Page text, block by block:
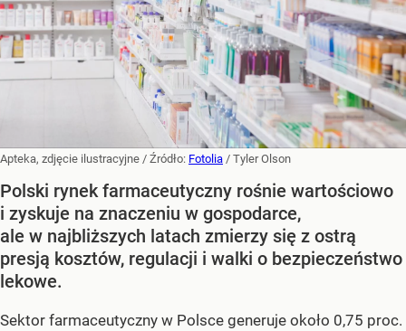
Apteka, zdjęcie ilustracyjne / Źródło: Fotolia / Tyler Olson
Polski rynek farmaceutyczny rośnie wartościowo
i zyskuje na znaczeniu w gospodarce,
ale w najbliższych latach zmierzy się z ostrą
presją kosztów, regulacji i walki o bezpieczeństwo
lekowe.
Sektor farmaceutyczny w Polsce generuje około 0,75 proc.